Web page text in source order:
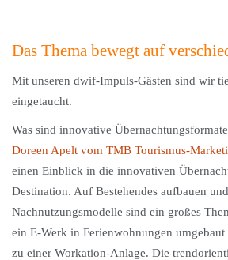
Das Thema bewegt auf
Mit unseren dwif-Impuls-Gästen sind wir
eingetaucht.
Was sind innovative
Doreen Apelt vom TMB Tourismus-
einen Einblick in die innovativen
Destination. Auf Bestehendes aufbauen
Nachnutzungsmodelle sind ein großes
ein E-Werk in Ferienwohnungen
zu einer Workation-Anlage. Die